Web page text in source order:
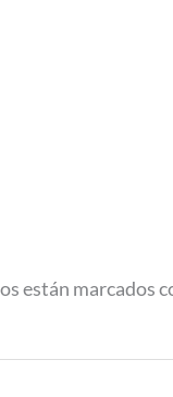
están marcados